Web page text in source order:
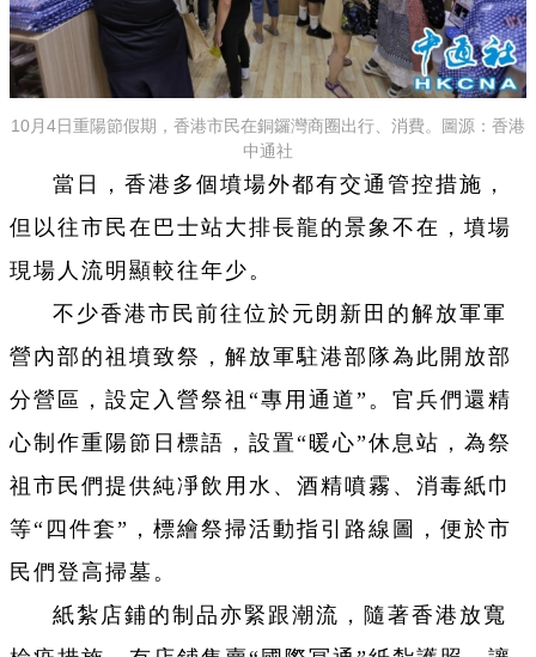
10月4日重陽節假期，香港市民在銅鑼灣商圈出行、消費。圖源：香港
中通社
當日，香港多個墳場外都有交通管控措施，
但以往市民在巴士站大排長龍的景象不在，墳場
現場人流明顯較往年少。
不少香港市民前往位於元朗新田的解放軍軍
營內部的祖墳致祭，解放軍駐港部隊為此開放部
分營區，設定入營祭祖“專用通道”。官兵們還精
心制作重陽節日標語，設置“暖心”休息站，為祭
祖市民們提供純凈飲用水、酒精噴霧、消毒紙巾
等“四件套”，標繪祭掃活動指引路線圖，便於市
民們登高掃墓。
紙紮店鋪的制品亦緊跟潮流，隨著香港放寬